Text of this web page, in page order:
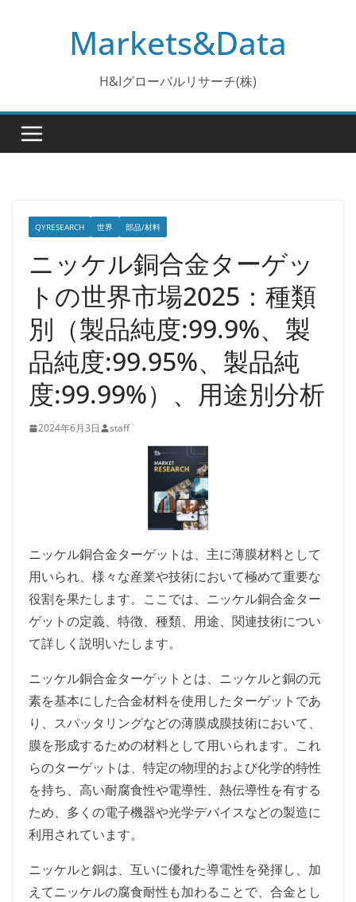
Markets&Data
H&Iグローバルリサーチ(株)
QYRESEARCH 世界 部品/材料
ニッケル銅合金ターゲッ
トの世界市場2025：種類
別（製品純度:99.9%、製
品純度:99.95%、製品純
度:99.99%）、用途別分析
2024年6月3日 staff
ニッケル銅合金ターゲットは、主に薄膜材料として
用いられ、様々な産業や技術において極めて重要な
役割を果たします。ここでは、ニッケル銅合金ター
ゲットの定義、特徴、種類、用途、関連技術につい
て詳しく説明いたします。
ニッケル銅合金ターゲットとは、ニッケルと銅の元
素を基本にした合金材料を使用したターゲットであ
り、スパッタリングなどの薄膜成膜技術において、
膜を形成するための材料として用いられます。これ
らのターゲットは、特定の物理的および化学的特性
を持ち、高い耐腐食性や電導性、熱伝導性を有する
ため、多くの電子機器や光学デバイスなどの製造に
利用されています。
ニッケルと銅は、互いに優れた導電性を発揮し、加
えてニッケルの腐食耐性も加わることで、合金とし